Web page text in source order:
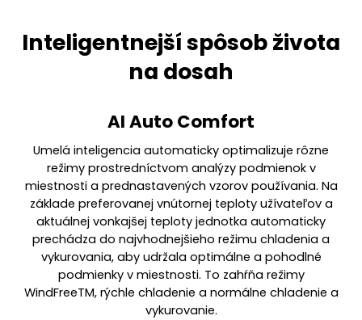
Inteligentnejší spôsob života
na dosah
AI Auto Comfort
Umelá inteligencia automaticky optimalizuje rôzne
režimy prostredníctvom analýzy podmienok v
miestnosti a prednastavených vzorov používania. Na
základe preferovanej vnútornej teploty užívateľov a
aktuálnej vonkajšej teploty jednotka automaticky
prechádza do najvhodnejšieho režimu chladenia a
vykurovania, aby udržala optimálne a pohodlné
podmienky v miestnosti. To zahŕňa režimy
WindFreeTM, rýchle chladenie a normálne chladenie a
vykurovanie.